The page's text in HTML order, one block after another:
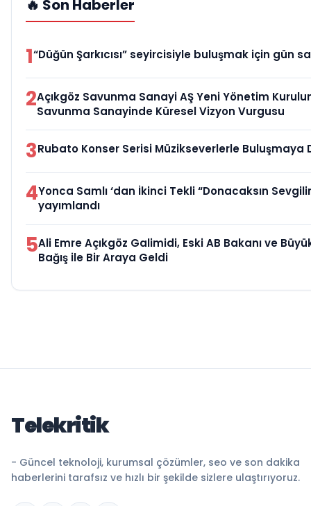
🔥 Son Haberler
1“Düğün Şarkıcısı” seyircisiyle buluşmak için gün
2Açıkgöz Savunma Sanayi AŞ Yeni Yönetim
Savunma Sanayinde Küresel Vizyon Vurgusu
3Rubato Konser Serisi Müzikseverlerle Buluşmaya
4Yonca Samlı ‘dan İkinci Tekli “Donacaksın
yayımlandı
5Ali Emre Açıkgöz Galimidi, Eski AB Bakanı ve
Bağış ile Bir Araya Geldi
Telekritik
- Güncel teknoloji, kurumsal çözümler, seo ve son dakika
haberlerini tarafsız ve hızlı bir şekilde sizlere ulaştırıyoruz.